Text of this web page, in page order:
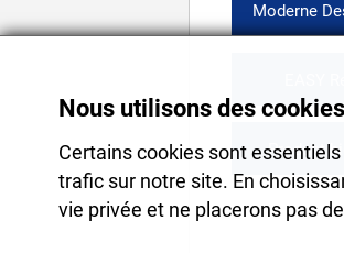
Nous utilisons des
Certains cookies sont
trafic sur notre site. En
vie privée et ne placerons pas
Moderne
Product